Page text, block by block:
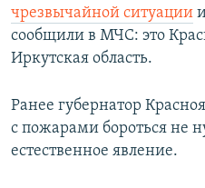
чрезвычайной ситуации
сообщили в МЧС: это
Иркутская область.
Ранее губернатор
с пожарами бороться не
естественное явление.